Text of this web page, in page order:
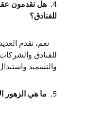
4.
هل تقدمون
للفنادق؟
نعم، تقدم
للفنادق
والتسميد
5. ما هي الزهور